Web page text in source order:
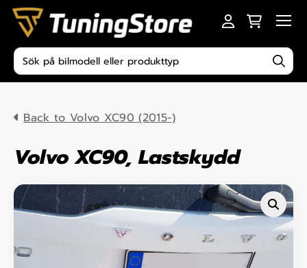
Skip to content
Produktsökning
Back to Volvo XC90 (2015-)
Volvo XC90, Lastskydd